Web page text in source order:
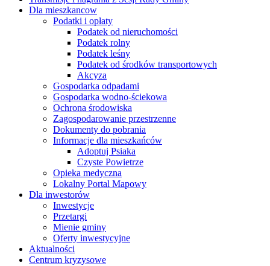
Dla mieszkancow
Podatki i opłaty
Podatek od nieruchomości
Podatek rolny
Podatek leśny
Podatek od środków transportowych
Akcyza
Gospodarka odpadami
Gospodarka wodno-ściekowa
Ochrona środowiska
Zagospodarowanie przestrzenne
Dokumenty do pobrania
Informacje dla mieszkańców
Adoptuj Psiaka
Czyste Powietrze
Opieka medyczna
Lokalny Portal Mapowy
Dla inwestorów
Inwestycje
Przetargi
Mienie gminy
Oferty inwestycyjne
Aktualności
Centrum kryzysowe